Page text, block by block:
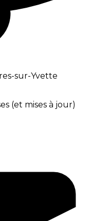
sur-Yvette
(et mises à jour)